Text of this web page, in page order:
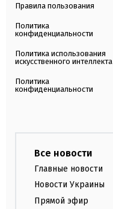
Правила пользования
Политика
конфиденциальности
Политика использования
искусственного интеллекта
Политика
конфиденциальности
Все новости
Главные новости
Новости Украины
Прямой эфир